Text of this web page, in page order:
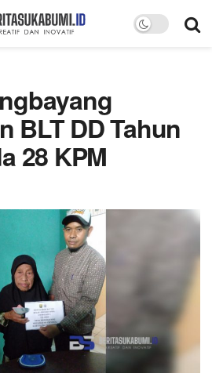
BLT DD Tahun
28 KPM